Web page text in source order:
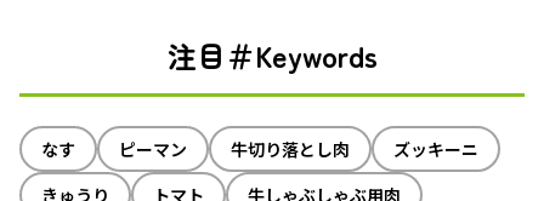
注目＃Keywords
なす ピーマン 牛切り落とし肉
ズッキーニ
きゅうり
トマト
牛しゃぶしゃぶ用肉